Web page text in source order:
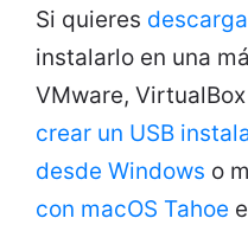
Si quieres
instalarlo en una
VMware,
crear un USB
desde Windows o
con macOS Tahoe